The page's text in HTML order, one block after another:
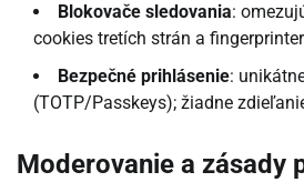
Blokovače sledovania:
cookies tretích strán a
Bezpečné prihlásenie:
(TOTP/Passkeys); žiadne
Moderovanie a zásady